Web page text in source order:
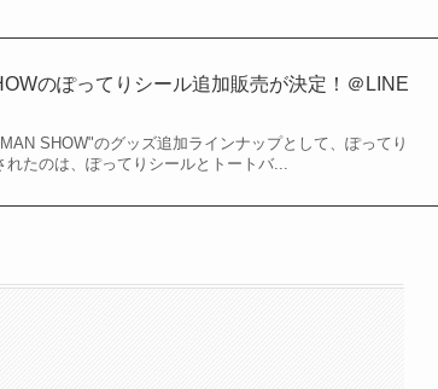
のぽってりシール追加販売が決定！＠LINE
SHOW"のグッズ追加ラインナップとして、ぽってり
たのは、ぽってりシールとトートバ...